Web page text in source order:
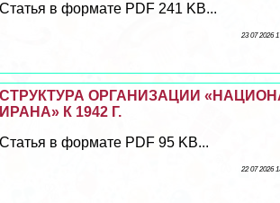
Статья в формате PDF 241 KB...
23 07 2026
СТРУКТУРА ОРГАНИЗАЦИИ
ИРАНА» К 1942 Г.
Статья в формате PDF 95 KB...
22 07 2026